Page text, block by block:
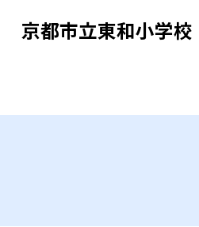
京都市立東和小学校